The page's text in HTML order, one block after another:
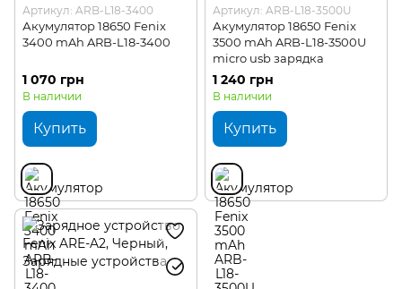
Артикул: ARB-L18-3400
Акумулятор 18650 Fenix
3400 mAh ARB-L18-3400
1 070 грн
В наличии
Купить
Артикул: ARB-L18-3500U
Акумулятор 18650 Fenix
3500 mAh ARB-L18-3500U
micro usb зарядка
1 240 грн
В наличии
Купить